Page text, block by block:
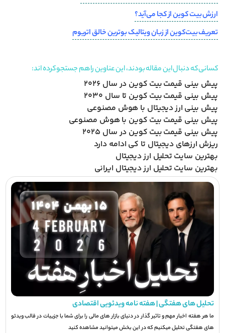
ارزش بیت‌ کوین از کجا می‌آید؟
تعریف بیت‌کوین از زبان ویتالیک بوترین خالق اتریوم
کسانی که دنبال این مقاله بودند، این عناوین را هم جستجو کرده اند:
پیش بینی قیمت بیت کوین در سال 2026
پیش بینی قیمت بیت کوین تا سال 2030
پیش بینی ارز دیجیتال با هوش مصنوعی
پیش بینی قیمت بیت کوین با هوش مصنوعی
پیش بینی قیمت بیت کوین در سال 2025
ریزش ارزهای دیجیتال تا کی ادامه دارد
بهترین سایت تحلیل ارز دیجیتال
بهترین سایت تحلیل ارز دیجیتال ایرانی
تحلیل های هفتگی | هفته نامه ویدئویی اقتصادی
ما هر هفته اخبار مهم و تاثیر گذار در دنیای بازار های مالی را برای شما با جزيیات در قالب ویدئو
های هفتگی تحلیل میکنیم که در این بخش میتوانید مشاهده کنید